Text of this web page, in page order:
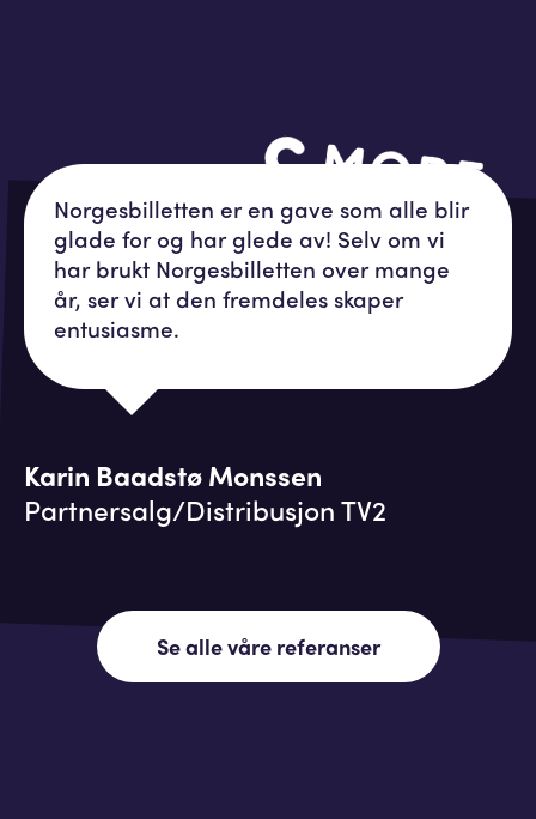
Norgesbilletten er en gave som alle blir
glade for og har glede av! Selv om vi
har brukt Norgesbilletten over mange
år, ser vi at den fremdeles skaper
entusiasme.
Karin Baadstø Monssen
Partnersalg/Distribusjon TV2
Se alle våre referanser